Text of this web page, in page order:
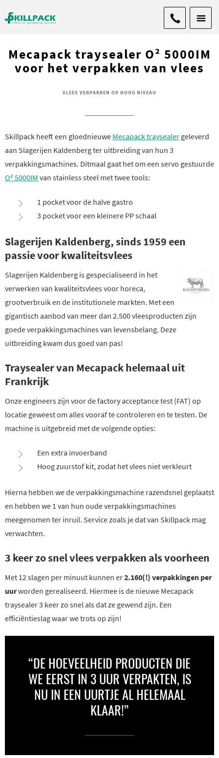
Mecapack traysealer O² 5000IM
voor het verpakken van vlees
VLEES VERPAKKEN OP HOOG NIVEAU
Skillpack heeft een gloednieuwe Mecapack traysealer geleverd
aan Slagerijen Kaldenberg ter uitbreiding van hun 3
verpakkingsmachines. Ditmaal gaat het om een servo gestuurde
O² 5000IM van stainless steel met twee tools:
1 pocket voor de halve gastro
3 pocket voor een kleinere PP schaal
Slagerijen Kaldenberg, sinds 1959 een
passie voor kwaliteitsvlees
Slagerijen Kaldenberg is gespecialiseerd in het
verwerken van kwaliteitsvlees voor horeca,
grootverbruik en de institutionele markten. Met een
gigantisch aanbod van meer dan 2.500 vleesproducten zijn
goede verpakkingsmachines van levensbelang. Deze
uitbreiding kwam dus goed van pas!
Traysealer van Mecapack helemaal uit
Frankrijk
Onze engineers zijn voor de factory acceptance test (FAT) op
locatie geweest om alles vooraf te controleren en te testen. De
machine is uitgebreid met de volgende opties:
Een extra invoerband
Hoog zuurstof kit, zodat het vlees niet verkleurt
Hierna hebben we de verpakkingsmachine razendsnel geplaatst
en hebben we 1 van hun oude verpakkingsmachines
meegenomen ter inruil. Service zoals je dat van Skillpack mag
verwachten.
3 keer zo snel vlees verpakken als voorheen
Met 12 slagen per minuut kunnen er2.160(!) verpakkingen per
uurworden gerealiseerd. Hiermee is de nieuwe Mecapack
traysealer 3 keer zo snel als dat ze gewend zijn. Een
efficiëntieslag waar we trots op zijn!
“DE HOEVEELHEID PRODUCTEN DIE
WE EERST IN 3 UUR VERPAKTEN, IS
NU IN EEN UURTJE AL HELEMAAL
KLAAR!”